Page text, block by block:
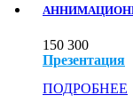
150 300
Презентация
ПОДРОБНЕЕ